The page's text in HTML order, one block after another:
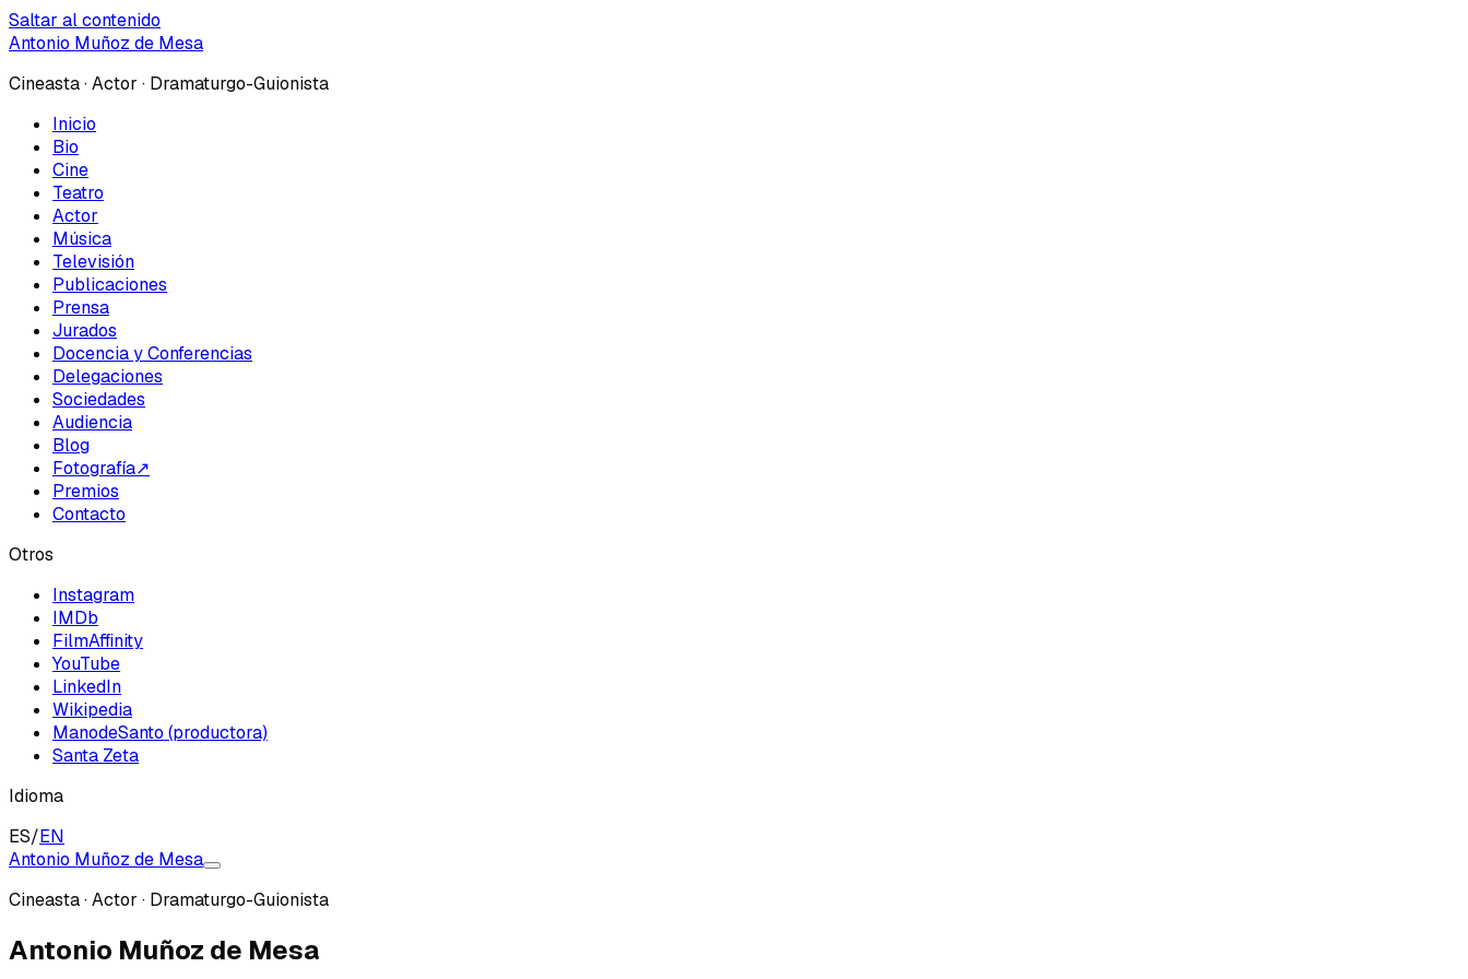
Saltar al contenido
Antonio Muñoz de Mesa
Cineasta · Actor · Dramaturgo-Guionista
Inicio
Bio
Cine
Teatro
Actor
Música
Televisión
Publicaciones
Prensa
Jurados
Docencia y Conferencias
Delegaciones
Sociedades
Audiencia
Blog
Fotografía↗
Premios
Contacto
Otros
Instagram
IMDb
FilmAffinity
YouTube
LinkedIn
Wikipedia
ManodeSanto (productora)
Santa Zeta
Idioma
ES/EN
Antonio Muñoz de Mesa
Cineasta · Actor · Dramaturgo-Guionista
Antonio Muñoz de Mesa